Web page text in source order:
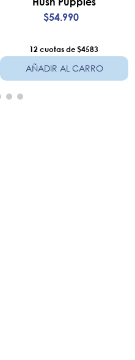
$54.990
12 $4583
AÑADIR AL CARRO